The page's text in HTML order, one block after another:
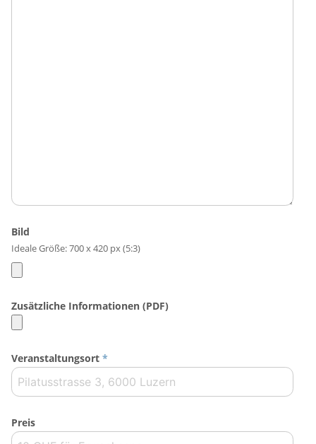
Bild
Ideale Größe: 700 x 420 px (5:3)
Zusätzliche Informationen (PDF)
Veranstaltungsort *
Preis